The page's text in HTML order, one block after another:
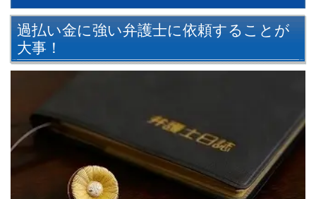
過払い金に強い弁護士に依頼することが
大事！